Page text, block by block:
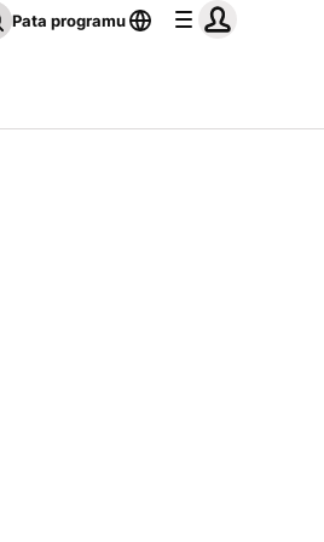
Pata programu